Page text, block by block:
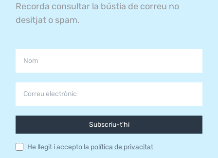
Recorda consultar la bústia de correu no
desitjat o spam.
Subscriu-t'hi
He llegit i accepto la política de privacitat